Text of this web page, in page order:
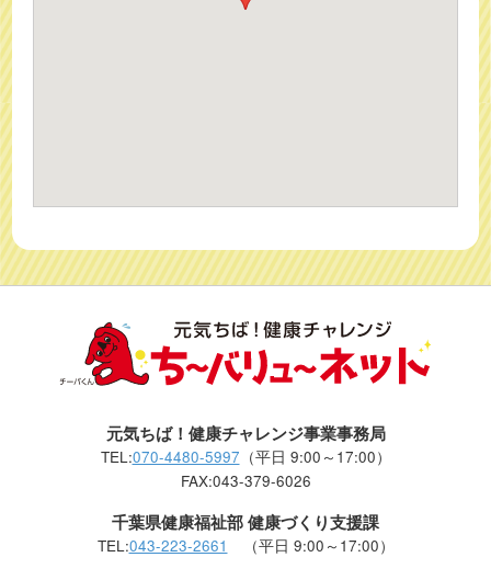
元気ちば！健康チャレンジ事業事務局
TEL:070-4480-5997 （平日 9:00～17:00）
FAX:043-379-6026
千葉県健康福祉部 健康づくり支援課
TEL:043-223-2661 （平日 9:00～17:00）